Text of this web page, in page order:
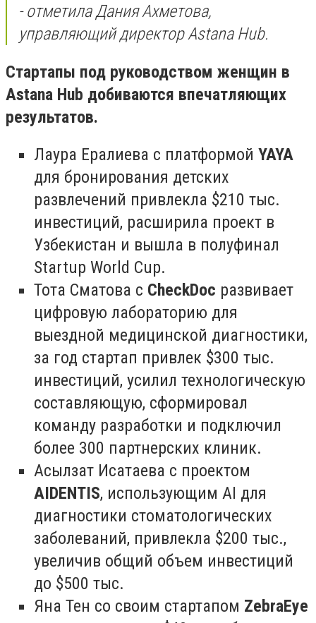
- отметила Дания Ахметова,
управляющий директор Astana Hub.
Стартапы под руководством женщин в
Astana Hub добиваются впечатляющих
результатов.
Лаура Ералиева с платформой YAYA
для бронирования детских
развлечений привлекла $210 тыс.
инвестиций, расширила проект в
Узбекистан и вышла в полуфинал
Startup World Cup.
Тота Сматова с CheckDoc развивает
цифровую лабораторию для
выездной медицинской диагностики,
за год стартап привлек $300 тыс.
инвестиций, усилил технологическую
составляющую, сформировал
команду разработки и подключил
более 300 партнерских клиник.
Асылзат Исатаева с проектом
AIDENTIS, использующим AI для
диагностики стоматологических
заболеваний, привлекла $200 тыс.,
увеличив общий объем инвестиций
до $500 тыс.
Яна Тен со своим стартапом ZebraEye